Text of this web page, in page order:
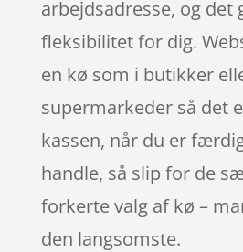
arbejdsadresse, og det
fleksibilitet for dig.
en kø som i butikker
supermarkeder så det
kassen, når du er
handle, så slip for de
forkerte valg af kø –
den langsomste.